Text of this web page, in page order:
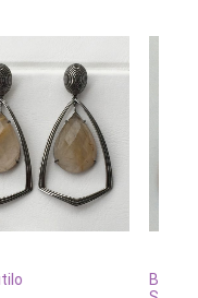
AO
Varese Zircônia